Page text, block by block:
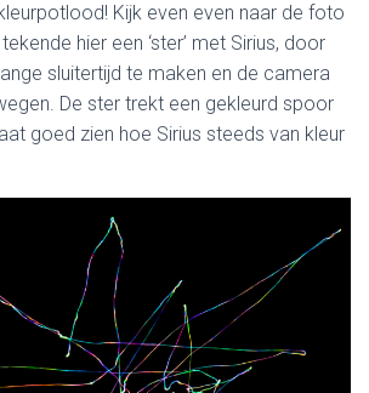
Kijk even even naar de foto
hier een ‘ster’ met Sirius, door
sluitertijd te maken en de camera
De ster trekt een gekleurd spoor
goed zien hoe Sirius steeds van kleur